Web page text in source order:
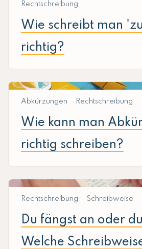
Rechtschreibung
Wie schreibt man
richtig?
Abkürzungen Rechtschreibung
Wie kann man
richtig schreiben?
Rechtschreibung Schreibweise
Du fängst an oder
Welche